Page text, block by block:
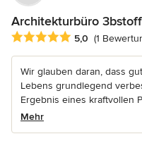
Architekturbüro 3bstoff
Durchschnittliche
5,0 (1
Wir glauben daran, dass
Lebens grundlegend
Ergebnis eines kraftvollen
Mehr